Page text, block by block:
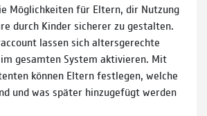
Möglichkeiten für Eltern, dir Nutzung
durch Kinder sicherer zu gestalten.
lassen sich altersgerechte
gesamten System aktivieren. Mit
können Eltern festlegen, welche
und was später hinzugefügt werden